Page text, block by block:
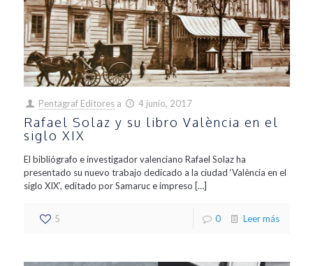
Pentagraf Editores a 4 junio, 2017
Rafael Solaz y su libro València en el
siglo XIX
El bibliógrafo e investigador valenciano Rafael Solaz ha
presentado su nuevo trabajo dedicado a la ciudad ‘València en el
siglo XIX’, editado por Samaruc e impreso […]
5 0 Leer más